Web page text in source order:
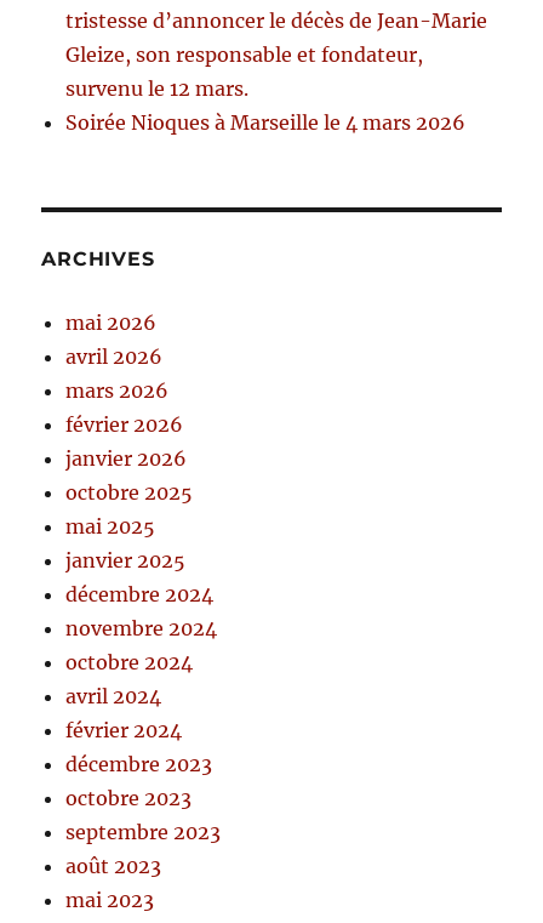
tristesse d’annoncer le décès de Jean-Marie
Gleize, son responsable et fondateur,
survenu le 12 mars.
Soirée Nioques à Marseille le 4 mars 2026
ARCHIVES
mai 2026
avril 2026
mars 2026
février 2026
janvier 2026
octobre 2025
mai 2025
janvier 2025
décembre 2024
novembre 2024
octobre 2024
avril 2024
février 2024
décembre 2023
octobre 2023
septembre 2023
août 2023
mai 2023